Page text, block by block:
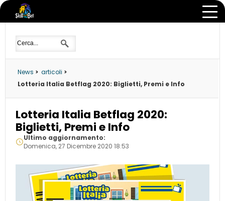
News > articoli >
Lotteria Italia Betflag 2020: Biglietti, Premi e Info
Lotteria Italia Betflag 2020:
Biglietti, Premi e Info
Ultimo aggiornamento:
Domenica, 27 Dicembre 2020 18:53